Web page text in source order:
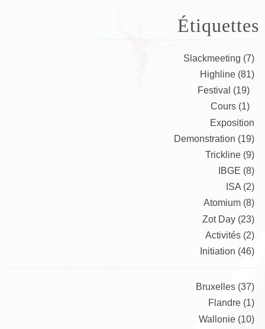
Étiquettes
Slackmeeting (7)
Highline (81)
Festival (19)
Cours (1)
Exposition
Demonstration (19)
Trickline (9)
IBGE (8)
ISA (2)
Atomium (8)
Zot Day (23)
Activités (2)
Initiation (46)
Bruxelles (37)
Flandre (1)
Wallonie (10)